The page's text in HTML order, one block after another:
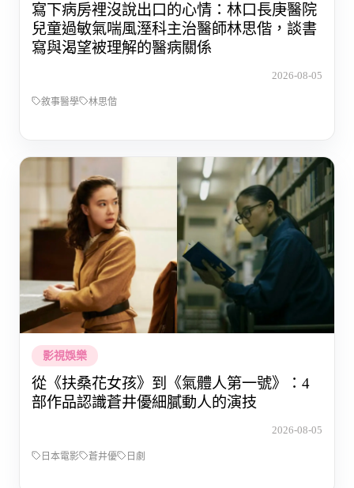
寫下病房裡沒說出口的心情：林口長庚醫院
兒童過敏氣喘風溼科主治醫師林思偕，談書
寫與渴望被理解的醫病關係
2026-08-05
敘事醫學 林思偕
影視娛樂
從《扶桑花女孩》到《氣體人第一號》：4
部作品認識蒼井優細膩動人的演技
2026-08-05
日本電影 蒼井優 日劇